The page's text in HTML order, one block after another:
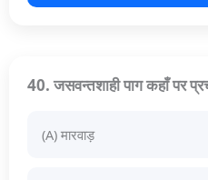
40. जसवन्तशाही पाग कहाँ पर
(A) मारवाड़